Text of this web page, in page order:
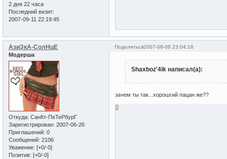
2 дня 22 часа
Последний визит:
2007-09-11 22:19:45
Поделиться2007-08-08 23:04:18
АзиЗкА-СолНцЕ
Модерша
Откуда: СанКт-ПеТеРбурГ
Зарегистрирован: 2007-06-26
Приглашений: 0
Сообщений: 2106
Уважение: [+0/-0]
Позитив: [+0/-0]
Shaxboz'4ik написал(а):
зачем ты так...хорошгий пацан же??
0